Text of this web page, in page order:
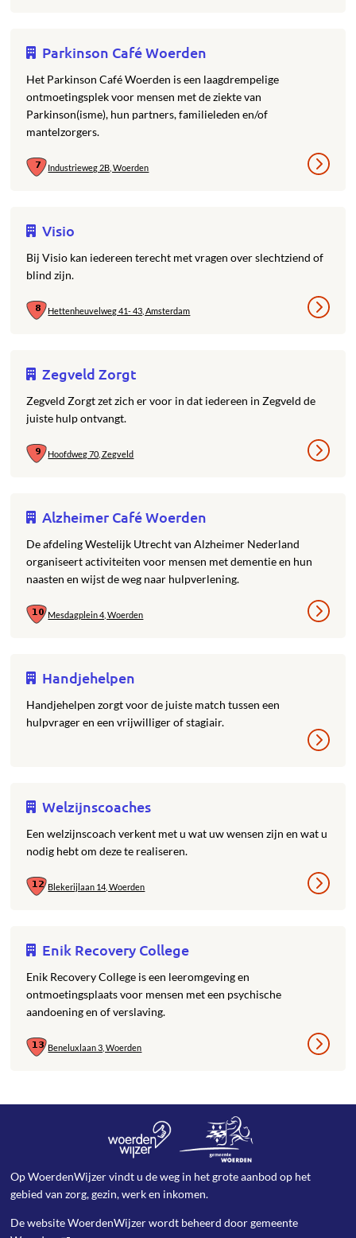
Parkinson Café Woerden
Het Parkinson Café Woerden is een laagdrempelige
ontmoetingsplek voor mensen met de ziekte van
Parkinson(isme), hun partners, familieleden en/of
mantelzorgers.
Industrieweg 2B, Woerden
Visio
Bij Visio kan iedereen terecht met vragen over slechtziend of
blind zijn.
Hettenheuvelweg 41- 43, Amsterdam
Zegveld Zorgt
Zegveld Zorgt zet zich er voor in dat iedereen in Zegveld de
juiste hulp ontvangt.
Hoofdweg 70, Zegveld
Alzheimer Café Woerden
De afdeling Westelijk Utrecht van Alzheimer Nederland
organiseert activiteiten voor mensen met dementie en hun
naasten en wijst de weg naar hulpverlening.
Mesdagplein 4, Woerden
Handjehelpen
Handjehelpen zorgt voor de juiste match tussen een
hulpvrager en een vrijwilliger of stagiair.
Welzijnscoaches
Een welzijnscoach verkent met u wat uw wensen zijn en wat u
nodig hebt om deze te realiseren.
Blekerijlaan 14, Woerden
Enik Recovery College
Enik Recovery College is een leeromgeving en
ontmoetingsplaats voor mensen met een psychische
aandoening en of verslaving.
Beneluxlaan 3, Woerden
Op WoerdenWijzer vindt u de weg in het grote aanbod op het
gebied van zorg, gezin, werk en inkomen.
De website WoerdenWijzer wordt beheerd doorgemeente